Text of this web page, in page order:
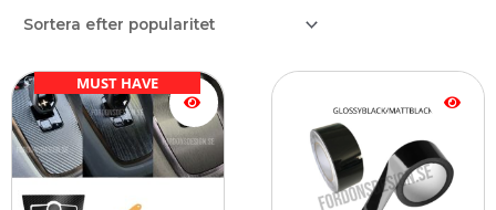
MUST HAVEDen
här
produkten
har
flera
här
har
flera
varianter.